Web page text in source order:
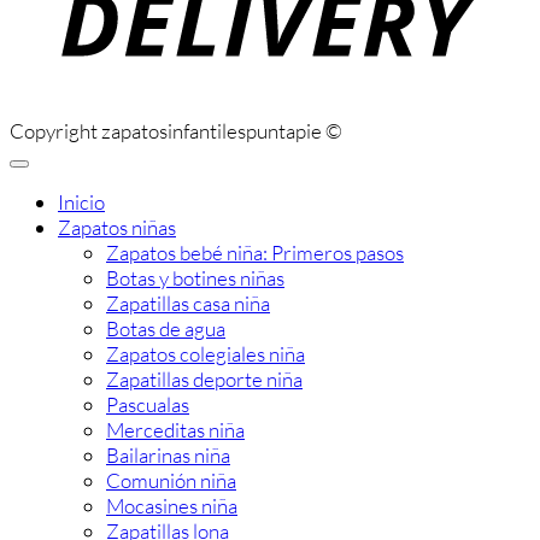
Copyright zapatosinfantilespuntapie ©
Inicio
Zapatos niñas
Zapatos bebé niña: Primeros pasos
Botas y botines niñas
Zapatillas casa niña
Botas de agua
Zapatos colegiales niña
Zapatillas deporte niña
Pascualas
Merceditas niña
Bailarinas niña
Comunión niña
Mocasines niña
Zapatillas lona